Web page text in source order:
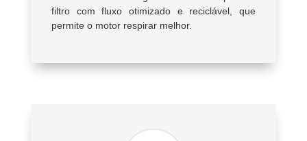
filtro com fluxo otimizado e reciclável, que
permite o motor respirar melhor.